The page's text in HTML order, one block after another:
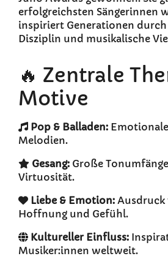
erfolgreichsten Sängerinnen
inspiriert Generationen
Disziplin und musikalische
🔥 Zentrale
Motive
Pop & Balladen:
Melodien.
Gesang: Große
Virtuosität.
Liebe & Emotion: Ausdruck
Hoffnung und Gefühl.
Kultureller Einfluss:
Musiker:innen weltweit.